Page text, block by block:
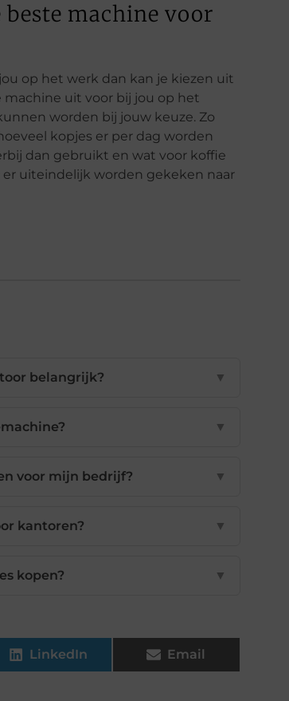
machine voor
op het werk dan kan je kiezen uit
machine uit voor bij jou op het
worden bij jouw keuze. Zo
kopjes er per dag worden
dan gebruikt en wat voor koffie
uiteindelijk worden gekeken naar
belangrijk? ▼
▼
voor mijn bedrijf? ▼
kantoren? ▼
kopen? ▼
LinkedIn Email